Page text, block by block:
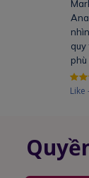
phù
Like